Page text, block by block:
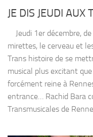
JE DIS JEUDI AUX
Jeudi 1er décembre,
mirettes, le cerveau et
Trans histoire de se
musical plus excitant
forcément reine à
entrance… Rachid Bara
Transmusicales de